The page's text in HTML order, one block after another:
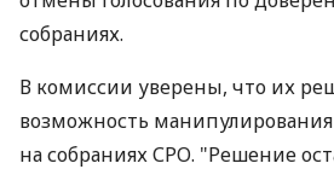
собраниях.
В комиссии уверены, что их
возможность
на собраниях СРО. "Решение